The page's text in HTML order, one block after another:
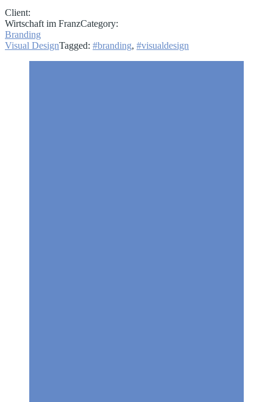
Client:
Wirtschaft im FranzCategory:
Branding
Visual DesignTagged: #branding, #visualdesign